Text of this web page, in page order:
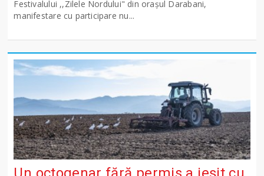
Festivalului ,,Zilele Nordului" din orașul Darabani,
manifestare cu participare nu...